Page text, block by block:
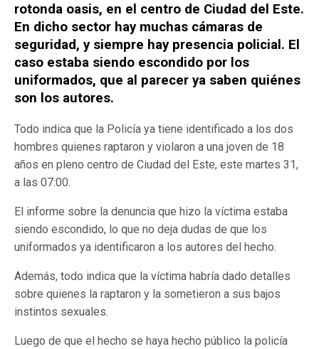
rotonda oasis, en el centro de Ciudad del Este.
En dicho sector hay muchas cámaras de
seguridad, y siempre hay presencia policial. El
caso estaba siendo escondido por los
uniformados, que al parecer ya saben quiénes
son los autores.
Todo indica que la Policía ya tiene identificado a los dos
hombres quienes raptaron y violaron a una joven de 18
años en pleno centro de Ciudad del Este, este martes 31,
a las 07:00.
El informe sobre la denuncia que hizo la víctima estaba
siendo escondido, lo que no deja dudas de que los
uniformados ya identificaron a los autores del hecho.
Además, todo indica que la víctima habría dado detalles
sobre quienes la raptaron y la sometieron a sus bajos
instintos sexuales.
Luego de que el hecho se haya hecho público la policía